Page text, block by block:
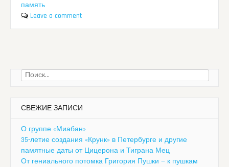
память
Leave a comment
Найти:
СВЕЖИЕ ЗАПИСИ
О группе «Миабан»
35-летие создания «Крунк» в Петербурге и другие
памятные даты от Цицерона и Тиграна Мец
От гениального потомка Григория Пушки — к пушкам